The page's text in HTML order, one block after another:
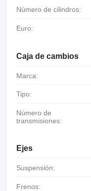
Número de cilindros:
Euro:
Caja de cambios
Marca:
Tipo:
Número de
transmisiones:
Ejes
Suspensión:
Frenos: